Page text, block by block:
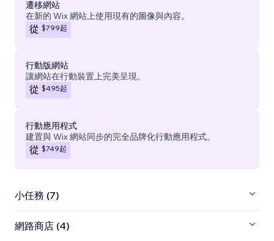
遷移網站
在新的 Wix 網站上使用現有的圖像與內容。
從 $799起
行動版網站
讓網站在行動裝置上完美呈現。
從 $495起
行動應用程式
建置與 Wix 網站同步的完全品牌化行動應用程式。
從 $749起
小任務 (7)
網路商店 (4)